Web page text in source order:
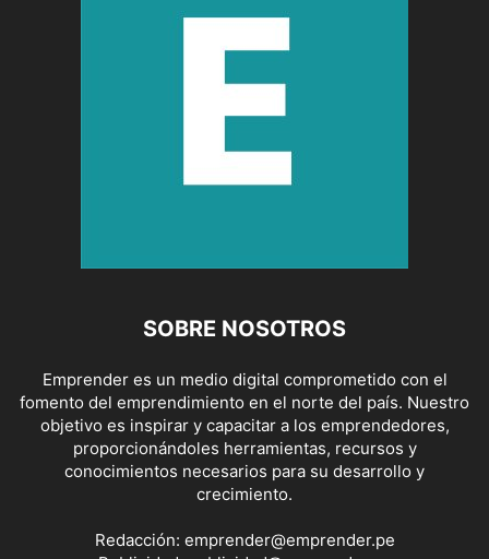
SOBRE NOSOTROS
Emprender es un medio digital comprometido con el
fomento del emprendimiento en el norte del país. Nuestro
objetivo es inspirar y capacitar a los emprendedores,
proporcionándoles herramientas, recursos y
conocimientos necesarios para su desarrollo y
crecimiento.
Redacción: emprender@emprender.pe